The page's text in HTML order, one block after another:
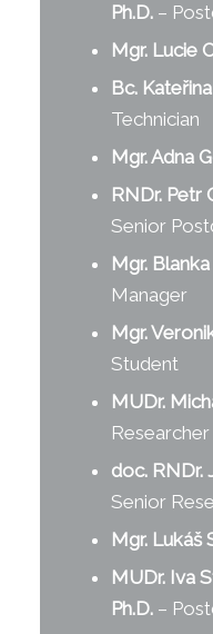
Ph.D.–
Mgr. Lucie
Bc.
Technician
Mgr. Adna
RNDr. Petr
Senior
Mgr.
Manager
Mgr.
Student
MUDr.
Researcher
doc. RNDr.
Senior
Mgr. Lukáš
MUDr. Iva
Ph.D.–